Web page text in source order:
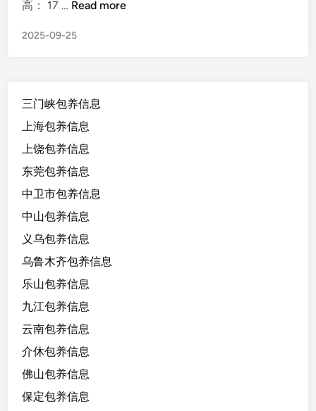
i高： 17 … 湖
武
刚
毕
大
学
生
1
/
1
0
/
9
/
B
Read more
2025-09-25
三门峡包养信息
上海包养信息
上饶包养信息
东莞包养信息
中卫市包养信息
中山包养信息
义乌包养信息
乌鲁木齐包养信息
乐山包养信息
九江包养信息
云南包养信息
介休包养信息
佛山包养信息
保定包养信息